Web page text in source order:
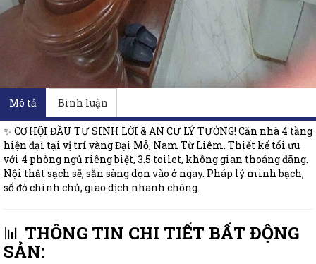
Mô tả Bình luận
✨ CƠ HỘI ĐẦU TƯ SINH LỜI & AN CƯ LÝ TƯỞNG! Căn nhà 4 tầng
hiện đại tại vị trí vàng Đại Mỗ, Nam Từ Liêm. Thiết kế tối ưu
với 4 phòng ngủ riêng biệt, 3.5 toilet, không gian thoáng đãng.
Nội thất sạch sẽ, sẵn sàng dọn vào ở ngay. Pháp lý minh bạch,
sổ đỏ chính chủ, giao dịch nhanh chóng.
📊 THÔNG TIN CHI TIẾT BẤT ĐỘNG
SẢN: